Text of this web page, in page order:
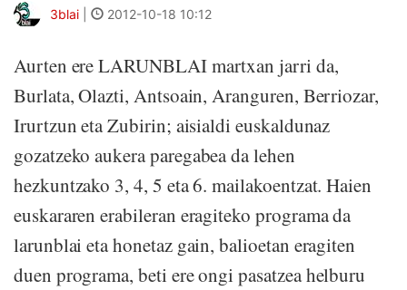
3blai 2012-10-18 10:12
Aurten ere LARUNBLAI martxan jarri da,
Burlata, Olazti, Antsoain, Aranguren, Berriozar,
Irurtzun eta Zubirin; aisialdi euskaldunaz
gozatzeko aukera paregabea da lehen
hezkuntzako 3, 4, 5 eta 6. mailakoentzat. Haien
euskararen erabileran eragiteko programa da
larunblai eta honetaz gain, balioetan eragiten
duen programa, beti ere ongi pasatzea helburu